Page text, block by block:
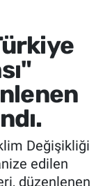
Değişikliği
edilen
düzenlenen